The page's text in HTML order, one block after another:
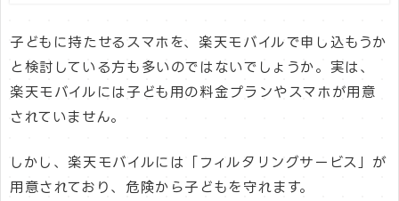
子どもに持たせるスマホを、楽天モバイルで申し込もうか
と検討している方も多いのではないでしょうか。実は、
楽天モバイルには子ども用の料金プランやスマホが用意
されていません。
しかし、楽天モバイルには「フィルタリングサービス」が
用意されており、危険から子どもを守れます。